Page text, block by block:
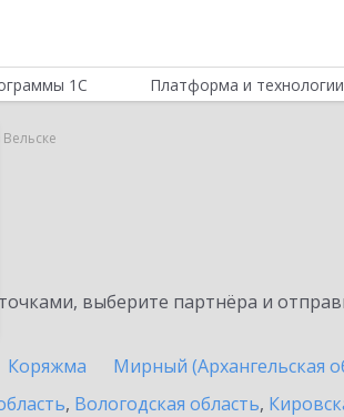
1С Платформа и технологии
Вельске
выберите партнёра и
Коряжма Мирный (Архангельская
, Вологодская область,